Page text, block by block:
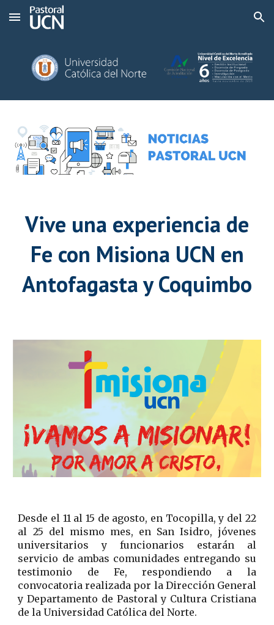
Skip to main content Skip to navigation
Vive una experiencia de
Fe con Misiona UCN en
Antofagasta y Coquimbo
Desde el 11 al 15 de agosto, en Tocopilla, y del 22
al 25 del mismo mes, en San Isidro, jóvenes
universitarios y funcionarios estarán al
servicio de ambas comunidades entregando su
testimonio de Fe, respondiendo a la
convocatoria realizada por la Dirección General
y Departamento de Pastoral y Cultura Cristiana
de la Universidad Católica del Norte.